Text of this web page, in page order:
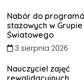
Nabór do
stażowych w Grupie
Światowego
3 sierpnia 2026
Nauczyciel zajęć
rewalidacyjnych